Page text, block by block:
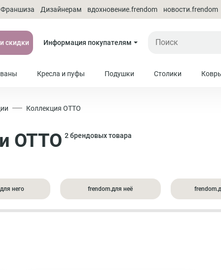
Франшиза Дизайнерам вдохновение.frendom новости.frendom
скидки Информация покупателям
Кресла и пуфы Подушки Столики
Коллекция ОТТО
ОТТО 2 брендовых товара
него frendom.для неё